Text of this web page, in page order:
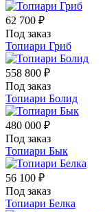
62 700 ₽
Под заказ
Топиари Гриб
558 800 ₽
Под заказ
Топиари Болид
480 000 ₽
Под заказ
Топиари Бык
56 100 ₽
Под заказ
Топиари Белка